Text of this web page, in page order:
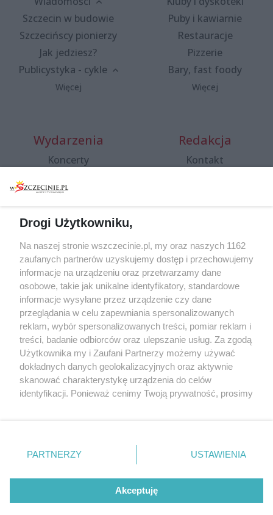
Szczecin w budowie
Szczecińscy pionierzy
Jak jedziesz?
Publicystyka - cykle
Więcej
Puby i kawiarnie
Restauracje
Pizzerie
Bary, fast foody
Więcej
Wydarzenia
Koncerty
Spacery i oprowadzania
targi
Wernisaże
Więcej
Redakcja
Kontakt
Specjalny koncert z okazji
20. urodzin portalu
wSzczecinie.pl
Regulamin konkursów
śniadaniówka "Hej
Szczecin! Jest piątek!"
Partnerzy
Praca Szczecin
© 2026 wSzczecinie.pl
Created by GOD
Drogi Użytkowniku,
Na naszej stronie wszczecinie.pl, my oraz naszych 1162
zaufanych partnerów uzyskujemy dostęp i przechowujemy
informacje na urządzeniu oraz przetwarzamy dane
osobowe, takie jak unikalne identyfikatory, standardowe
informacje wysyłane przez urządzenie czy dane
przeglądania w celu zapewniania spersonalizowanych
reklam, wybór spersonalizowanych treści, pomiar reklam i
treści, badanie odbiorców oraz ulepszanie usług. Za zgodą
Użytkownika my i Zaufani Partnerzy możemy używać
dokładnych danych geolokalizacyjnych oraz aktywnie
skanować charakterystykę urządzenia do celów
identyfikacji. Ponieważ cenimy Twoją prywatność, prosimy
prywatności znajdujący się w lewym dolnym rogu strony
. Niektóre rodzaje przetwarzania danych nie wymagają
takiemu przetwarzaniu. Preferencje będą miały
zastosowania tylko na tej witrynie.
PARTNERZY USTAWIENIA
Akceptuję